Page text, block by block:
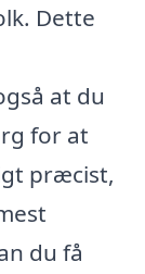
Dette
at du
for at
præcist,
du få